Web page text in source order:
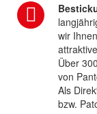
wir
Über
von
Als
bzw.